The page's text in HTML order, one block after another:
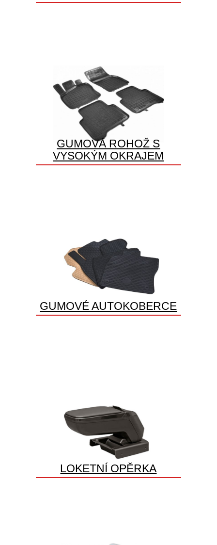
GUMOVÁ ROHOŽ S
VYSOKÝM OKRAJEM
GUMOVÉ AUTOKOBERCE
LOKETNÍ OPĚRKA